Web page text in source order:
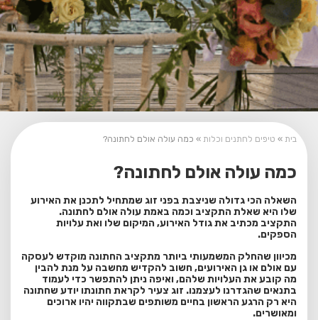
בית » טיפים לחתנים וכלות » כמה עולה אולם לחתונה?
כמה עולה אולם לחתונה?
השאלה הכי גדולה שניצבת בפני זוג שמתחיל לתכנן את האירוע
שלו היא שאלת התקציב וכמה באמת עולה אולם לחתונה.
התקציב מכתיב את גודל האירוע, המיקום שלו ואת עלויות
הספקים.
מכיוון שהחלק המשמעותי ביותר מתקציב החתונה מוקדש לעסקה
עם אולם או גן האירועים, חשוב להקדיש מחשבה על מנת להבין
מה קובע את העלויות שלהם, ואיפה ניתן להתפשר כדי לעמוד
בתנאים שהגדרנו לעצמנו. זוג צעיר לקראת חתונתו יודע שחתונה
היא רק הרגע הראשון בחיים משותפים שבתקווה יהיו ארוכים
ומאושרים.